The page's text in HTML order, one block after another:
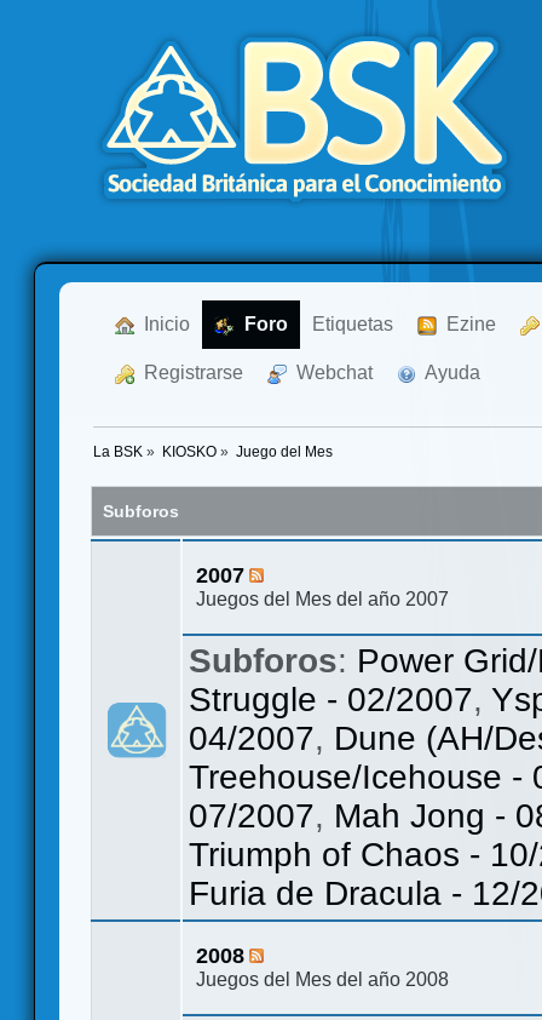
Inicio Foro Etiquetas Ezine
Registrarse Webchat Ayuda
La BSK » KIOSKO» Juego del Mes
Subforos
2007
Juegos del Mes del año 2007
Subforos: Power
Struggle - 02/2007,
04/2007, Dune (AH/
Treehouse/Icehouse -
07/2007, Mah Jong -
Triumph of Chaos -
Furia de Dracula - 12/
2008
Juegos del Mes del año 2008